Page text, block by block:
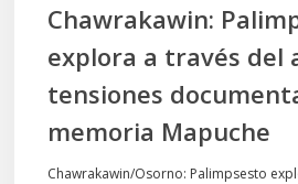
memoria
Mapuche
Chawrakawin:
explora a través del
tensiones
memoria Mapuche
Chawrakawin/Osorno: Palimpsesto